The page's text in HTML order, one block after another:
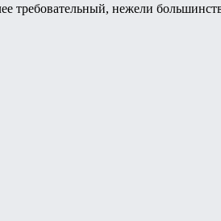
требовательный, нежели